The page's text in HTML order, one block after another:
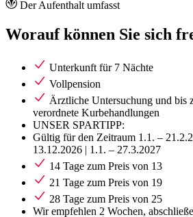
Der Aufenthalt umfasst
Worauf können Sie sich
Unterkunft für 7 Nächte
Vollpension
Ärztliche Untersuchung und bis
verordnete Kurbehandlungen
UNSER SPARTIPP:
Gültig für den Zeitraum 1.1. –
13.12.2026 | 1.1. – 27.3.2027
14 Tage zum Preis von 13
21 Tage zum Preis von 19
28 Tage zum Preis von 25
Wir empfehlen 2 Wochen,